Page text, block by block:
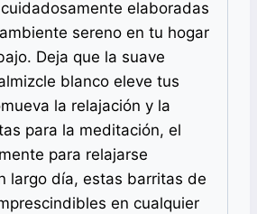
elaboradas
sereno en tu hogar
Deja que la suave
blanco eleve tus
la relajación y la
para la meditación, el
para relajarse
largo día, estas barritas de
en cualquier